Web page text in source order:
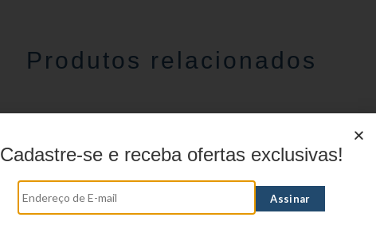
Produtos relacionados
Cadastre-se e receba ofertas exclusivas!